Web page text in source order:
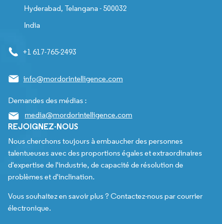
Hyderabad, Telangana - 500032
India
+1 617-765-2493
info@mordorintelligence.com
Demandes des médias :
media@mordorintelligence.com
REJOIGNEZ-NOUS
Nous cherchons toujours à embaucher des personnes
talentueuses avec des proportions égales et extraordinaires
d'expertise de l'industrie, de capacité de résolution de
problèmes et d'inclination.
Vous souhaitez en savoir plus ? Contactez-nous par courrier
électronique.